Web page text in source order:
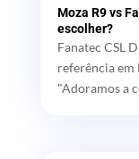
Moza R9 vs
escolher?
Fanatec CSL
referência
"Adoramos a